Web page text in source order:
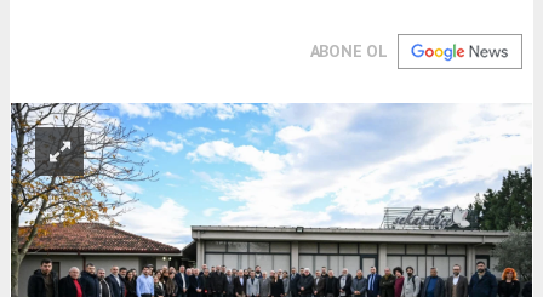
ABONE OL